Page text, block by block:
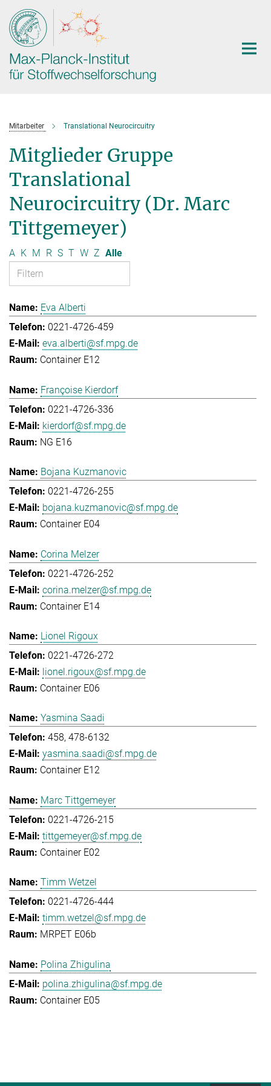
Hauptinhalt
Mitarbeiter Translational Neurocircuitry
Mitglieder Gruppe
Translational
Neurocircuitry (Dr. Marc
Tittgemeyer)
A K M R S T W Z Alle
Eva Alberti
0221-4726-459
eva.alberti@sf.mpg.de
Container E12
Françoise Kierdorf
0221-4726-336
kierdorf@sf.mpg.de
NG E16
Bojana Kuzmanovic
0221-4726-255
bojana.kuzmanovic@sf.mpg.de
Container E04
Corina Melzer
0221-4726-252
corina.melzer@sf.mpg.de
Container E14
Lionel Rigoux
0221-4726-272
lionel.rigoux@sf.mpg.de
Container E06
Yasmina Saadi
458, 478-6132
yasmina.saadi@sf.mpg.de
Container E12
Marc Tittgemeyer
0221-4726-215
tittgemeyer@sf.mpg.de
Container E02
Timm Wetzel
0221-4726-444
timm.wetzel@sf.mpg.de
MRPET E06b
Polina Zhigulina
polina.zhigulina@sf.mpg.de
Container E05